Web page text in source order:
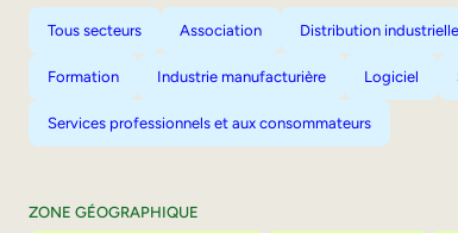
Tous secteurs Association Distribution industrielle
Formation Industrie manufacturière Logiciel
Services professionnels et aux consommateurs
ZONE GÉOGRAPHIQUE